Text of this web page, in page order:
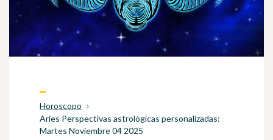
Horoscopo
Aries Perspectivas astrológicas personalizadas:
Martes Noviembre 04 2025